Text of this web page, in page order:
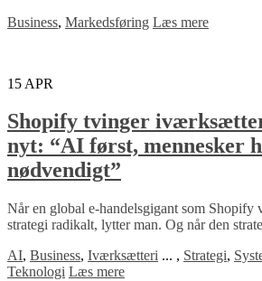
Business, Markedsføring Læs mere
15 APR
Shopify tvinger
nyt: “AI først, mennesker
nødvendigt”
Når en global e-handelsgigant som Shopify
strategi radikalt, lytter man. Og når den
AI, Business, Iværksætteri ... , Strategi,
Teknologi Læs mere